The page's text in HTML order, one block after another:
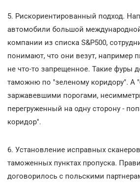
5. Рискориентированный подход.
автомобили большой
компании из списка S&P500,
понимают, что они везут, например
не что-то запрещенное. Такие фуры
таможню по "зеленому коридору". А
заржавевшими порогами,
перегруженный на одну сторону -
коридор".
6. Установление исправных
таможенных пунктах пропуска.
договорилось с польскими